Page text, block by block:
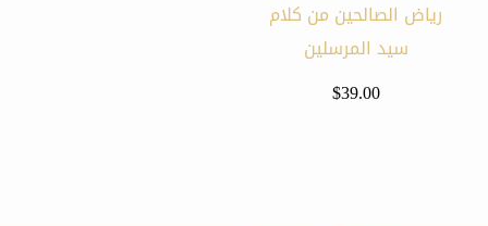
رياض الصالحين من كلام
سيد المرسلين
$39.00